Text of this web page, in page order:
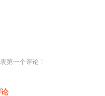
第一个评论！